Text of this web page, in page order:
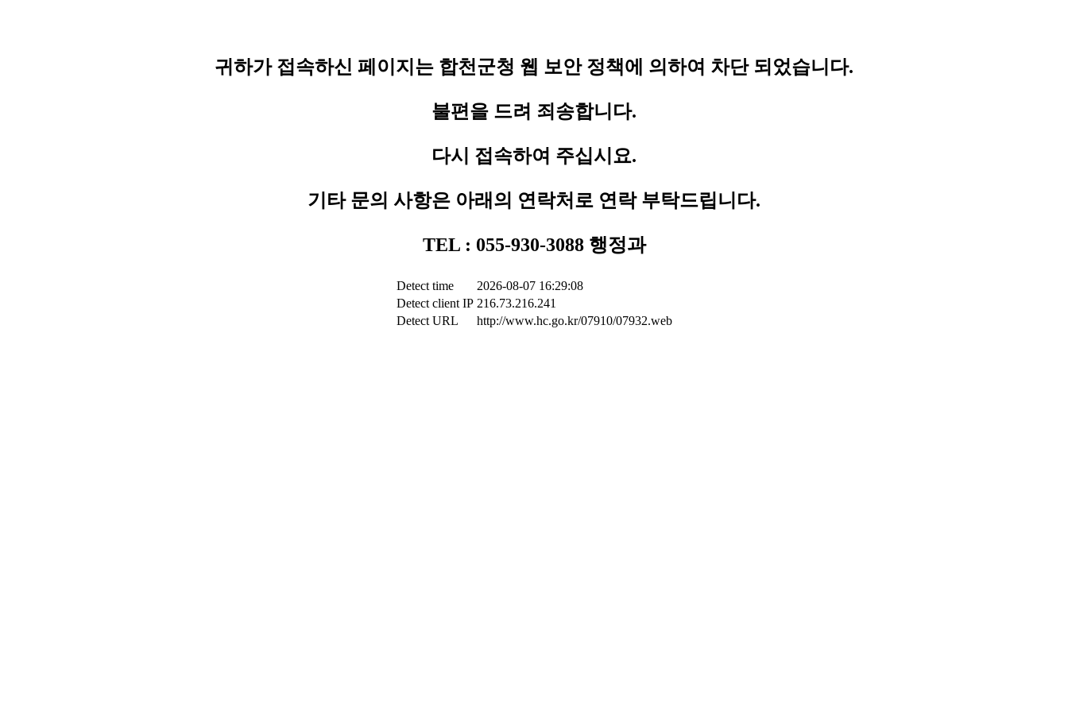
귀하가 접속하신 페이지는 합천군청 웹 보안 정책에 의하여 차단 되었습니다.
불편을 드려 죄송합니다.
다시 접속하여 주십시요.
기타 문의 사항은 아래의 연락처로 연락 부탁드립니다.
TEL : 055-930-3088 행정과
Detect time
2026-08-07 16:29:08
Detect client IP 216.73.216.241
Detect URL
http://www.hc.go.kr/07910/07932.web